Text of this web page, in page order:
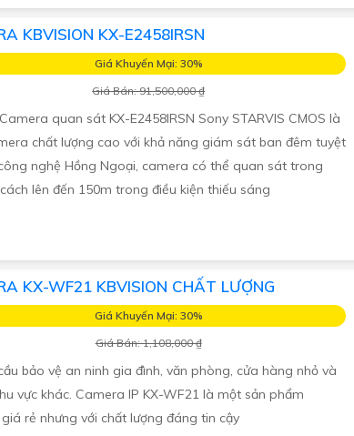
KBVISION KX-E2458IRSN
Giá Khuyến Mại: 30%
Giá Bán: 91,500,000 ₫
quan sát KX-E2458IRSN Sony STARVIS CMOS là
chất lượng cao với khả năng giám sát ban đêm tuyệt
nghệ Hồng Ngoại, camera có thể quan sát trong
lên đến 150m trong điều kiện thiếu sáng
KX-WF21 KBVISION CHẤT LƯỢNG
Giá Khuyến Mại: 30%
Giá Bán: 1,108,000 ₫
bảo vệ an ninh gia đình, văn phòng, cửa hàng nhỏ và
vực khác. Camera IP KX-WF21 là một sản phẩm
rẻ nhưng với chất lượng đáng tin cậy